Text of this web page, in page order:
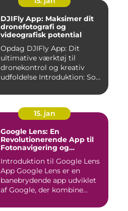
DJIFly App: Maksimer dit
dronefotografi og
videografisk potential
Opdag DJIFly App: Dit
ultimative værktøj til
dronekontrol og kreativ
udfoldelse Introduktion: Som
15. jan
Google Lens: En
Revolutionerende App til
Fotonavigering og
Introduktion til Google Lens
App Google Lens er en
banebrydende app udviklet
af Google, der kombine...